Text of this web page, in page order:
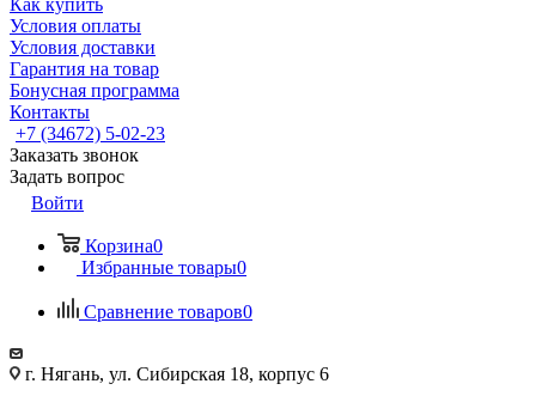
Как купить
Условия оплаты
Условия доставки
Гарантия на товар
Бонусная программа
Контакты
+7 (34672) 5-02-23
Заказать звонок
Задать вопрос
Войти
Корзина0
Избранные товары0
Сравнение товаров0
г. Нягань, ул. Сибирская 18, корпус 6